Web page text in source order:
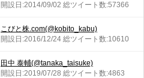
開設日:2014/09/02 総ツイート数:57366
こびと株.com(@kobito_kabu)
開設日:2016/12/24 総ツイート数:10610
田中 泰輔(@tanaka_taisuke)
開設日:2019/07/28 総ツイート数:4863